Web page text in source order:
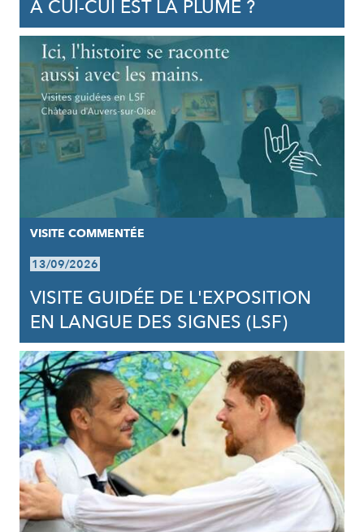
À CUI-CUI EST LA PLUME ?
VISITE COMMENTÉE
13/09/2026
VISITE GUIDÉE DE L'EXPOSITION
EN LANGUE DES SIGNES (LSF)